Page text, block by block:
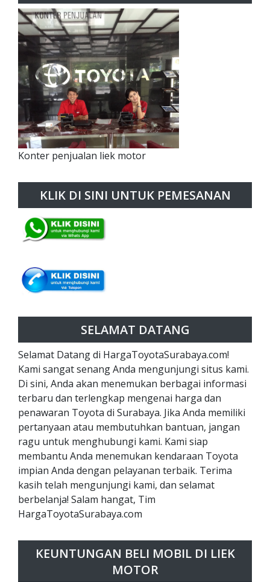
Konter penjualan liek motor
KLIK DI SINI UNTUK PEMESANAN
SELAMAT DATANG
Selamat Datang di HargaToyotaSurabaya.com!
Kami sangat senang Anda mengunjungi situs kami.
Di sini, Anda akan menemukan berbagai informasi
terbaru dan terlengkap mengenai harga dan
penawaran Toyota di Surabaya. Jika Anda memiliki
pertanyaan atau membutuhkan bantuan, jangan
ragu untuk menghubungi kami. Kami siap
membantu Anda menemukan kendaraan Toyota
impian Anda dengan pelayanan terbaik. Terima
kasih telah mengunjungi kami, dan selamat
berbelanja! Salam hangat, Tim
HargaToyotaSurabaya.com
KEUNTUNGAN BELI MOBIL DI LIEK
MOTOR